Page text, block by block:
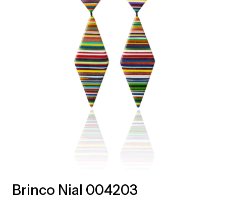
Brinco Nial 004203